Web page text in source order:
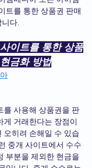
트를 통한 상품권 판매
다.
이트를 통한 상품
금화 방법
를 사용해 상품권을 판
게 거래한다는 장점이
오히려 손해일 수 있습
중개 사이트에서 수수
부분을 제외한 현금을